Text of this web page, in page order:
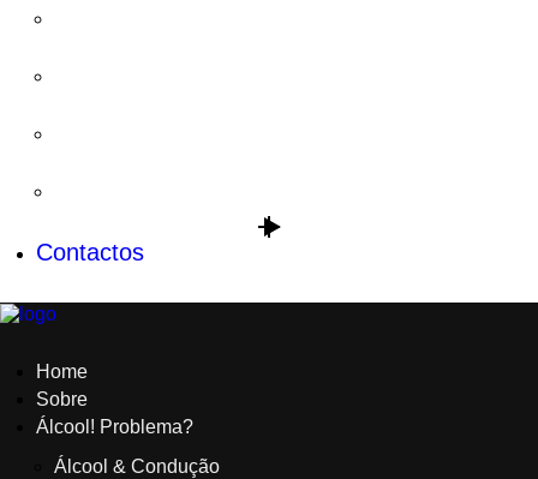
Contactos
Home
Sobre
Álcool! Problema?
Álcool & Condução